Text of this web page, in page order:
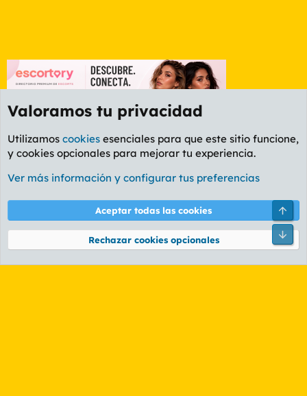
Etiquetas
Cookies
PL OLDSTYLE AMARILLO
Términos y reglas Política de privacidad Ayuda
Community platform by XenForo® © 2010-2026 XenForo Ltd.
Valoramos tu privacidad
Utilizamos cookies esenciales para que este sitio funcione,
y cookies opcionales para mejorar tu experiencia.
Ver más información y configurar tus preferencias
Aceptar todas las cookies
Rechazar cookies opcionales
Pie